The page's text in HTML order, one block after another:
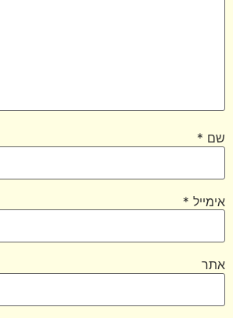
שם *
אימייל *
אתר